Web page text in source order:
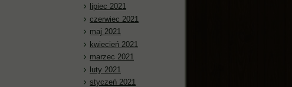
lipiec 2021
czerwiec 2021
maj 2021
kwiecień 2021
marzec 2021
luty 2021
styczeń 2021